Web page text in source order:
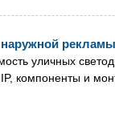
уличных
компоненты и